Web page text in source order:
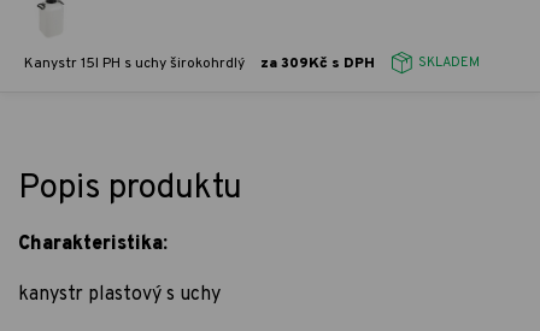
Kanystr 15l PH s uchy širokohrdlý za 309Kč s DPH SKLADEM
Popis produktu
Charakteristika:
kanystr plastový s uchy